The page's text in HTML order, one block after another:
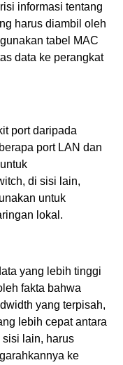
informasi tentang
harus diambil oleh
tabel MAC
data ke perangkat
port daripada
port LAN dan
di sisi lain,
untuk
lokal.
yang lebih tinggi
fakta bahwa
yang terpisah,
lebih cepat antara
sisi lain, harus
ke